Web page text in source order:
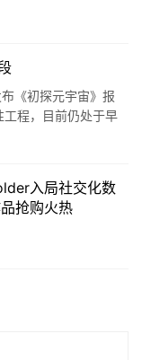
《初探元宇宙》报
程，目前仍处于早
宇宙在娱乐、社
入局社交化数
抢购火热